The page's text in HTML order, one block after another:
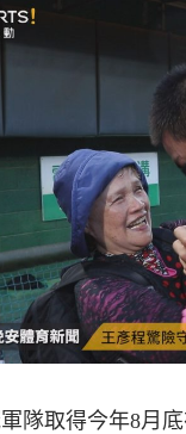
隊取得今年8月